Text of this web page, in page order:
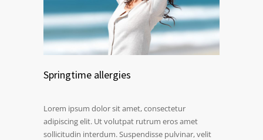
Springtime allergies
Lorem ipsum dolor sit amet, consectetur
adipiscing elit. Ut volutpat rutrum eros amet
sollicitudin interdum. Suspendisse pulvinar, velit